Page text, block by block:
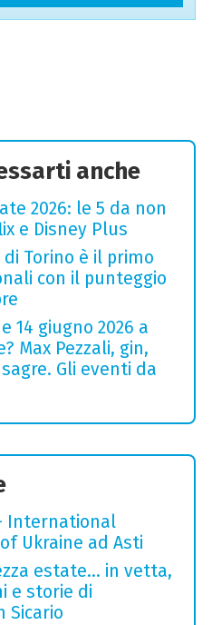
anche
2026: le 5 da non
e Disney Plus
Torino è il primo
con il punteggio
14 giugno 2026 a
Max Pezzali, gin,
Gli eventi da
International
Ukraine ad Asti
estate… in vetta,
e storie di
Sicario